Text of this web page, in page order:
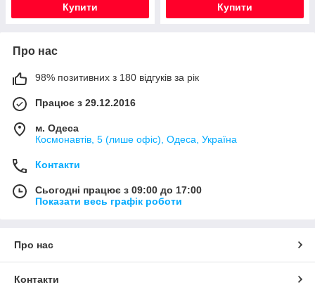
Купити Купити
Про нас
98% позитивних з 180 відгуків за рік
Працює з 29.12.2016
м. Одеса
Космонавтів, 5 (лише офіс), Одеса, Україна
Контакти
Сьогодні працює з 09:00 до 17:00
Показати весь графік роботи
Про нас
Контакти